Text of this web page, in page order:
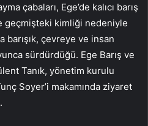
çabaları, Ege’de kalıcı barış
geçmişteki kimliği nedeniyle
barışık, çevreye ve insan
sürdürdüğü. Ege Barış ve
Tanık, yönetim kurulu
Soyer’i makamında ziyaret